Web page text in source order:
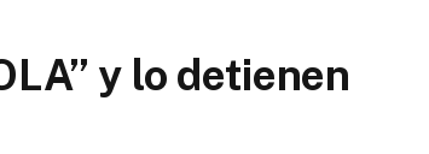
y lo detienen